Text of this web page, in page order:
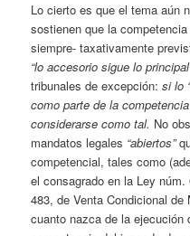
Lo cierto es que el tema aún
sostienen que la
siempre- taxativamente
“lo accesorio sigue lo
tribunales de excepción:si lo
como parte de la
considerarse como tal. No
mandatos legales “abiertos”
competencial, tales como
el consagrado en la Ley
483, de Venta Condicional
cuanto nazca de la ejecución